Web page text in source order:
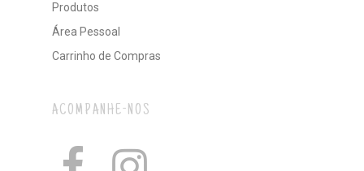
Produtos
Área Pessoal
Carrinho de Compras
ACOMPANHE-NOS